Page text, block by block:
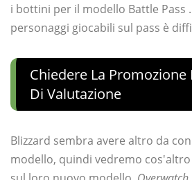
i bottini per il modello Battle Pass
personaggi giocabili sul pass è
Chiedere La
Di Valutazione
Blizzard sembra avere altro da
modello, quindi vedremo